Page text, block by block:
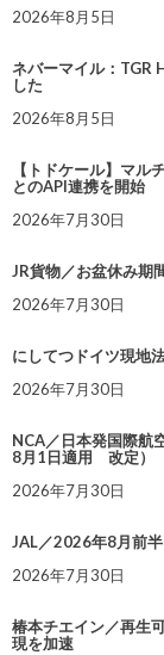
2026年8月5日
ネバーマイル：TGR
した
2026年8月5日
【トドケール】マ
とのAPI連携を開始
2026年7月30日
JR貨物／お盆休み期
2026年7月30日
にしてつドイツ現地
2026年7月30日
NCA／日本発国際航
8月1日適用 改定）
2026年7月30日
JAL／2026年8月前
2026年7月30日
椿本チエイン／再生
現を加速